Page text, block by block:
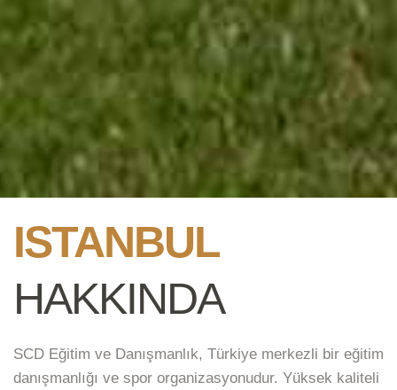
ISTANBUL
HAKKINDA
SCD Eğitim ve Danışmanlık, Türkiye merkezli bir eğitim
danışmanlığı ve spor organizasyonudur. Yüksek kaliteli